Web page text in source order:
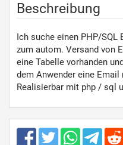
Beschreibung
Ich suche einen PHP/
zum autom. Versand von
eine Tabelle vorhanden
dem Anwender eine
Realisierbar mit php / sql